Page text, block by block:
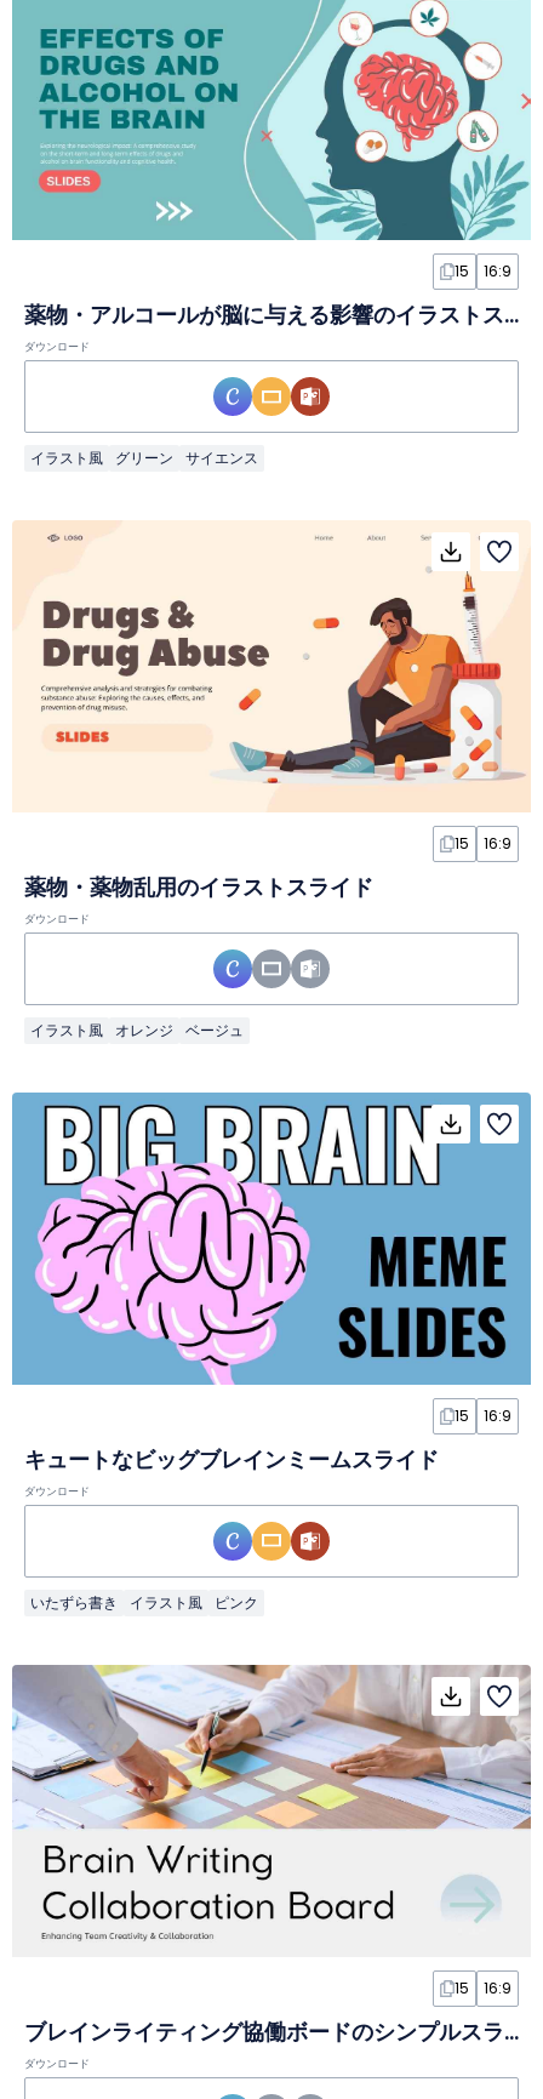
15 16:9
薬物・アルコールが脳に与える影響のイラストスライド
ダウンロード
イラスト風 グリーン サイエンス
15 16:9
薬物・薬物乱用のイラストスライド
ダウンロード
イラスト風 オレンジ ベージュ
15 16:9
キュートなビッグブレインミームスライド
ダウンロード
いたずら書き イラスト風 ピンク
15 16:9
ブレインライティング協働ボードのシンプルスライド
ダウンロード